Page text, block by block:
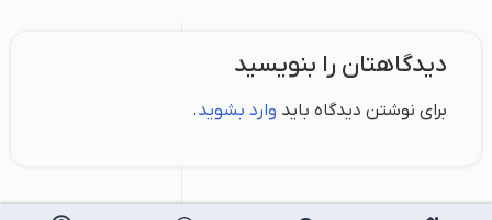
دیدگاهتان را بنویسید
برای نوشتن دیدگاه باید وارد بشوید.